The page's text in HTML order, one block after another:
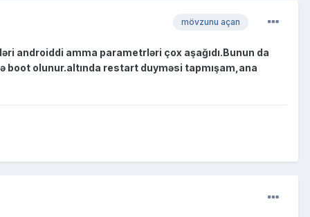
mövzunu açan
androiddi amma parametrləri çox aşağıdı.Bunun da
boot olunur.altında restart duyməsi tapmışam,ana